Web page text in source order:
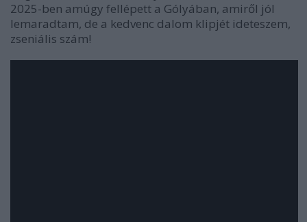
2025-ben amúgy fellépett a Gólyában, amiről jól
lemaradtam, de a kedvenc dalom klipjét ideteszem,
zseniális szám!